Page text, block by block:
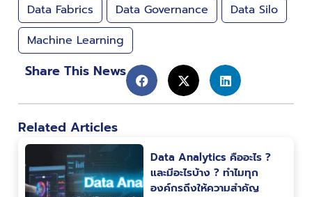
Data Fabrics
Data Governance
Data Silo
Machine Learning
Share This News
Related Articles
Data Analytics คืออะไร ?
และมีอะไรบ้าง ? ทำไมทุก
องค์กรถึงให้ความสำคัญ